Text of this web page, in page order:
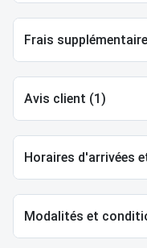
Frais
Avis client (1)
Horaires d'arrivées
Modalités et